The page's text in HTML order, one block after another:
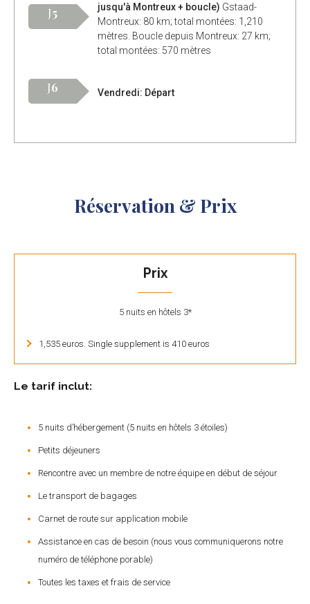
J5
jusqu'à Montreux + boucle) Gstaad-
Montreux: 80 km; total montées: 1,210
mètres. Boucle depuis Montreux: 27 km;
total montées: 570 mètres
J6 Vendredi: Départ
Réservation & Prix
Prix
5 nuits en hôtels 3*
1,535 euros. Single supplement is 410 euros
Le tarif inclut:
5 nuits d’hébergement (5 nuits en hôtels 3 étoiles)
Petits déjeuners
Rencontre avec un membre de notre équipe en début de séjour
Le transport de bagages
Carnet de route sur application mobile
Assistance en cas de besoin (nous vous communiquerons notre
numéro de téléphone porable)
Toutes les taxes et frais de service